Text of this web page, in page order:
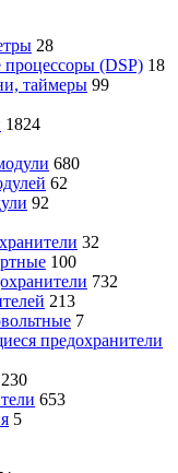
28
(DSP) 18
таймеры 99
1824
680
62
92
32
100
732
213
7
предохранители
230
653
5